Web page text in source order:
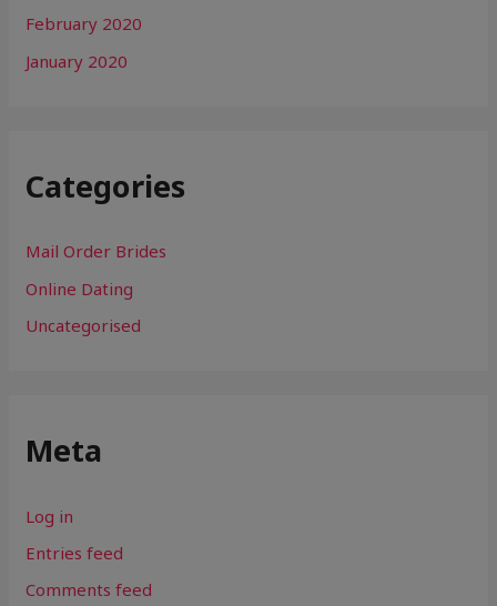
February 2020
January 2020
Categories
Mail Order Brides
Online Dating
Uncategorised
Meta
Log in
Entries feed
Comments feed